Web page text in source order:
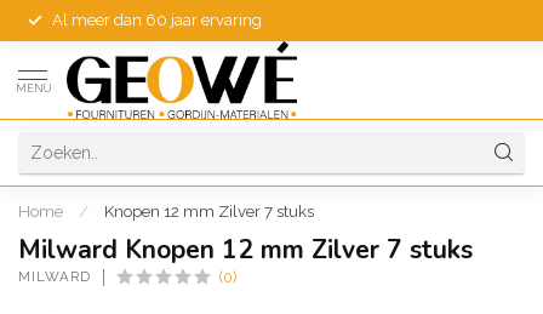
Al meer dan 60 jaar ervaring
MENU
Home / Knopen 12 mm Zilver 7 stuks
Milward Knopen 12 mm Zilver 7 stuks
MILWARD (0)